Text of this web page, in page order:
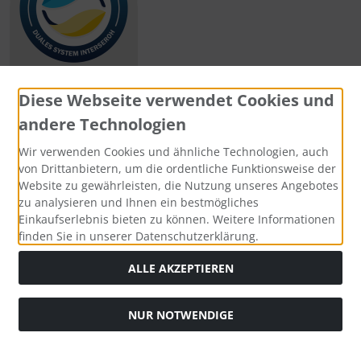
Zahlungsmethoden
Social Media
Widerrufsformular
Diese Webseite verwendet Cookies und
andere Technologien
Wir verwenden Cookies und ähnliche Technologien, auch
von Drittanbietern, um die ordentliche Funktionsweise der
Website zu gewährleisten, die Nutzung unseres Angebotes
zu analysieren und Ihnen ein bestmögliches
Einkaufserlebnis bieten zu können. Weitere Informationen
finden Sie in unserer Datenschutzerklärung.
ALLE AKZEPTIEREN
NUR NOTWENDIGE